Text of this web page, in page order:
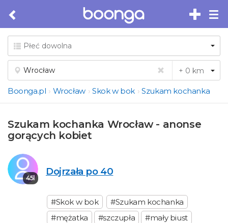
Boonga.pl Wrocław Skok w bok Szukam kochanka
Szukam kochanka Wrocław - anonse
gorących kobiet
45l
Dojrzała po 40
#Skok w bok
#Szukam kochanka
#mężatka
#szczupła #mały biust